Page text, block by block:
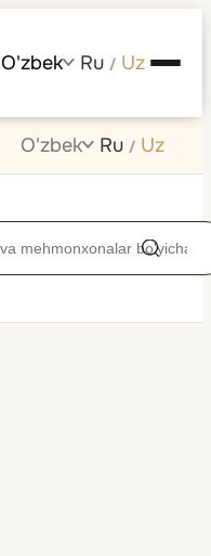
O'zbek Ru / Uz
O'zbek Ru / Uz